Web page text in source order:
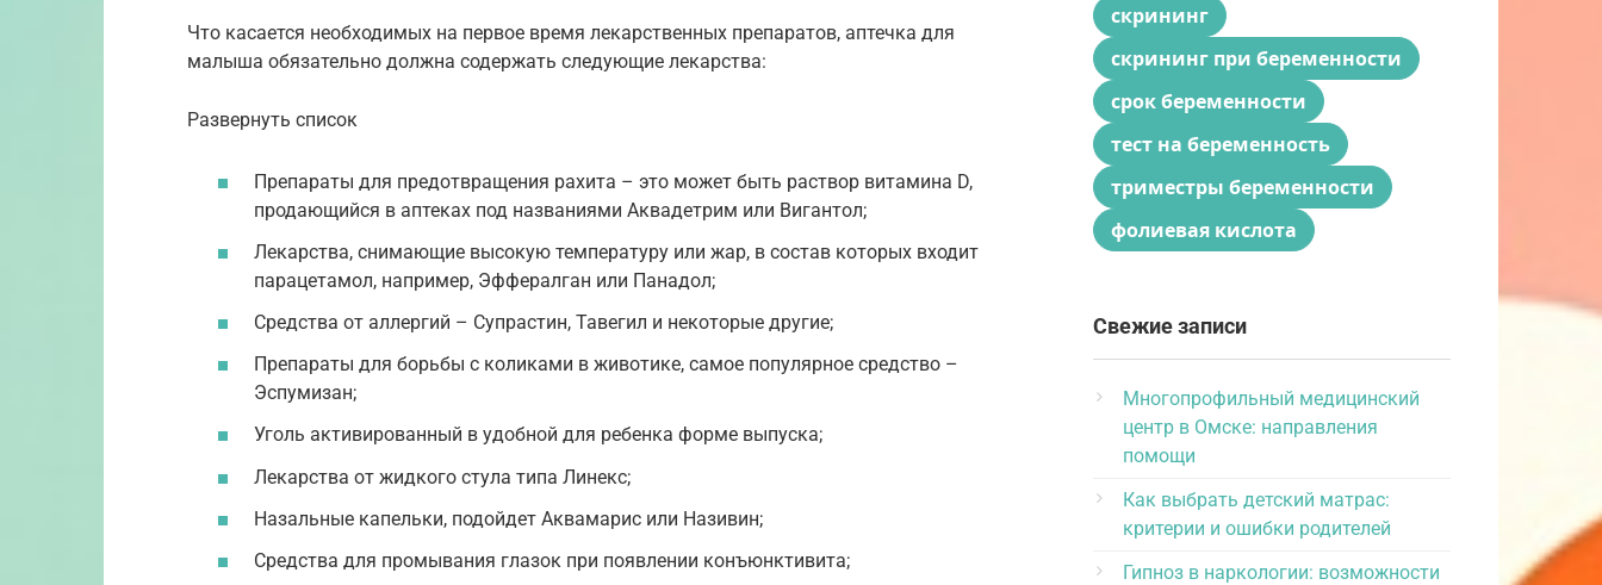
Что касается необходимых на первое время лекарственных препаратов, аптечка для
малыша обязательно должна содержать следующие лекарства:
Развернуть список
Препараты для предотвращения рахита – это может быть раствор витамина D,
продающийся в аптеках под названиями Аквадетрим или Вигантол;
Лекарства, снимающие высокую температуру или жар, в состав которых входит
парацетамол, например, Эффералган или Панадол;
Средства от аллергий – Супрастин, Тавегил и некоторые другие;
Препараты для борьбы с коликами в животике, самое популярное средство –
Эспумизан;
Уголь активированный в удобной для ребенка форме выпуска;
Лекарства от жидкого стула типа Линекс;
Назальные капельки, подойдет Аквамарис или Називин;
Средства для промывания глазок при появлении конъюнктивита;
скрининг
скрининг при беременности
срок беременности
тест на беременность
триместры беременности
фолиевая кислота
Свежие записи
Многопрофильный медицинский
центр в Омске: направления
помощи
Как выбрать детский матрас:
критерии и ошибки родителей
Гипноз в наркологии: возможности